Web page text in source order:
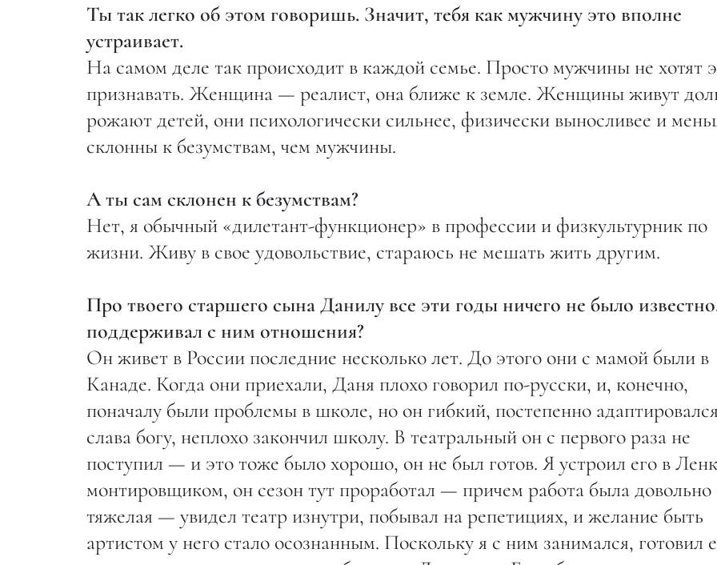
Ты так легко об этом говоришь. Значит, тебя как мужчину это вполне
устраивает.
На самом деле так происходит в каждой семье. Просто мужчины не хотят
признавать. Женщина — реалист, она ближе к земле. Женщины живут
рожают детей, они психологически сильнее, физически выносливее и
склонны к безумствам, чем мужчины.
А ты сам склонен к безумствам?
Нет, я обычный «дилетант-функционер» в профессии и физкультурник по
жизни. Живу в свое удовольствие, стараюсь не мешать жить другим.
Про твоего старшего сына Данилу все эти годы ничего не было
поддерживал с ним отношения?
Он живет в России последние несколько лет. До этого они с мамой были в
Канаде. Когда они приехали, Даня плохо говорил по-русски, и, конечно,
поначалу были проблемы в школе, но он гибкий, постепенно
слава богу, неплохо закончил школу. В театральный он с первого раза не
поступил — и это тоже было хорошо, он не был готов. Я устроил его в
монтировщиком, он сезон тут проработал — причем работа была довольно
тяжелая — увидел театр изнутри, побывал на репетициях, и желание быть
артистом у него стало осознанным. Поскольку я с ним занимался, готовил